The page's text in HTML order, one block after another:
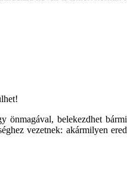
önmagával, belekezdhet
vezetnek: akármilyen